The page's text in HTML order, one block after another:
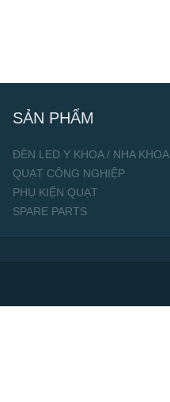
SẢN PHẨM
ĐÈN LED Y KHOA / NHA KHOA
QUẠT CÔNG NGHIỆP
PHỤ KIỆN QUẠT
SPARE PARTS